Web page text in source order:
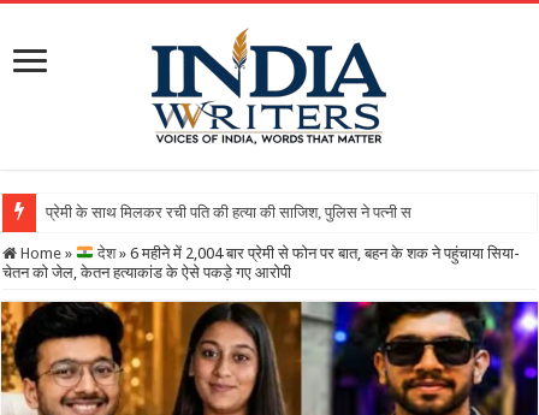
Home » देश » 6 महीने में 2,004 बार प्रेमी से फोन पर बात, बहन के शक ने पहुंचाया सिया-
चेतन को जेल, केतन हत्याकांड के ऐसे पकड़े गए आरोपी